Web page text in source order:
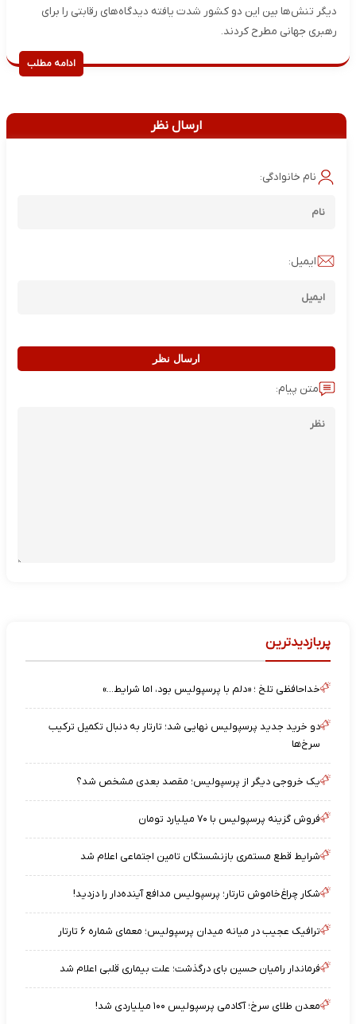
دیگر تنش‌ها بین این دو کشور شدت یافته دیدگاه‌های رقابتی را برای
رهبری جهانی مطرح کردند.
ادامه مطلب
ارسال نظر
نام خانوادگی:
ایمیل:
ارسال نظر
متن پیام:
پربازدیدترین
خداحافظی تلخ ؛ «دلم با پرسپولیس بود، اما شرایط…»
دو خرید جدید پرسپولیس نهایی شد؛ تارتار به دنبال تکمیل ترکیب
سرخ‌ها
یک خروجی دیگر از پرسپولیس؛ مقصد بعدی مشخص شد؟
فروش گزینه پرسپولیس با ۷۰ میلیارد تومان
شرایط قطع مستمری بازنشستگان تامین اجتماعی اعلام شد
شکار چراغ‌خاموش تارتار؛ پرسپولیس مدافع آینده‌دار را دزدید!
ترافیک عجیب در میانه میدان پرسپولیس؛ معمای شماره ۶ تارتار
فرماندار رامیان حسین بای درگذشت؛ علت بیماری قلبی اعلام شد
معدن طلای سرخ؛ آکادمی پرسپولیس ۱۰۰ میلیاردی شد!